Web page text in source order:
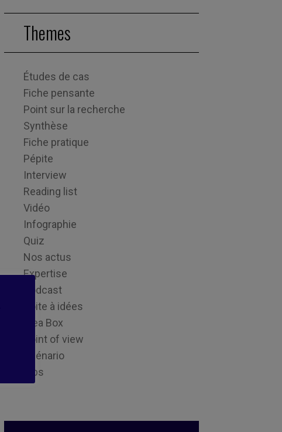
Themes
Études de cas
Fiche pensante
Point sur la recherche
Synthèse
Fiche pratique
Pépite
Interview
Reading list
Vidéo
Infographie
Quiz
Nos actus
Expertise
Podcast
Boite à idées
Idea Box
Point of view
Scénario
Tips